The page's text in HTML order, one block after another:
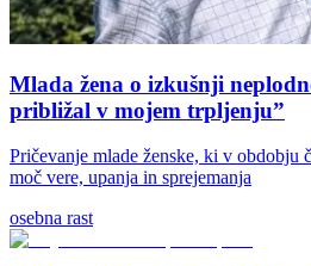
Mlada žena o izkušnji
približal v mojem trpljenju”
Pričevanje mlade ženske, ki v obdobju
moč vere, upanja in sprejemanja
osebna rast